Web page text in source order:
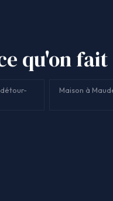
qu'on fait
Maison à